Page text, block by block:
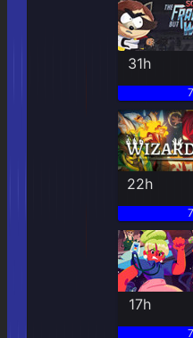
31h
22h
17h